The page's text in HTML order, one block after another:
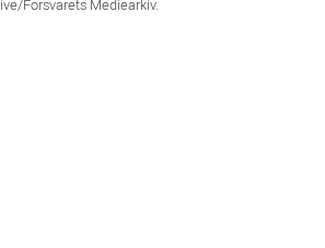
Forsvarets Mediearkiv.